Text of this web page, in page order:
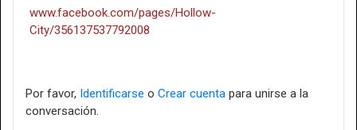
www.facebook.com/pages/Hollow-
City/356137537792008
Por favor, Identificarse o Crear cuenta para unirse a la
conversación.